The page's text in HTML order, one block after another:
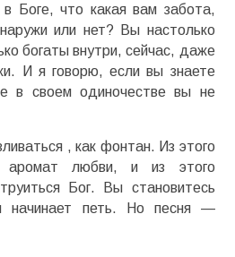
в Боге, что какая вам забота,
или нет? Вы настолько
богаты внутри, сейчас, даже
И я говорю, если вы знаете
в своем одиночестве вы не
, как фонтан. Из этого
аромат любви, и из этого
Бог. Вы становитесь
начинает петь. Но песня —